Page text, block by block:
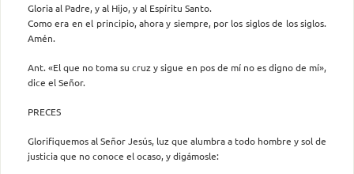
Gloria al Padre, y al Hijo, y al Espíritu Santo.
Como era en el principio, ahora y siempre, por los siglos de los siglos.
Amén.
Ant. «El que no toma su cruz y sigue en pos de mí no es digno de mí»,
dice el Señor.
PRECES
Glorifiquemos al Señor Jesús, luz que alumbra a todo hombre y sol de
justicia que no conoce el ocaso, y digámosle: